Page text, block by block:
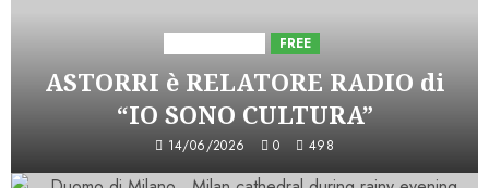
FREE
ASTORRI è RELATORE RADIO di
“IO SONO CULTURA”
14/06/2026 0 498